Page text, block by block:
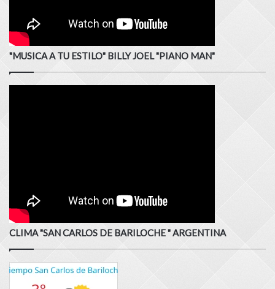
"MUSICA A TU ESTILO" BILLY JOEL "PIANO MAN"
CLIMA "SAN CARLOS DE BARILOCHE " ARGENTINA